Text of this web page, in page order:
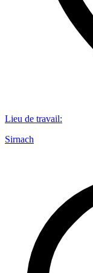
Lieu de travail:
Sirnach